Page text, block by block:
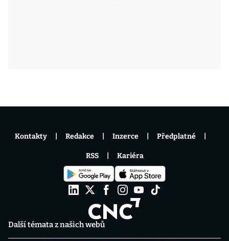
Další témata z našich webů
Kontakty Redakce Inzerce Předplatné
RSS Kariéra